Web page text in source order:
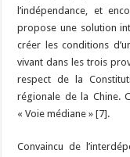
l’indépendance, et
propose une solution
créer les conditions
vivant dans les trois
respect de la
régionale de la Chine.
« Voie médiane » [7].
Convaincu de